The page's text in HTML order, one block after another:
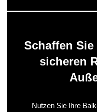
Schaffen
sicheren
Nutzen Sie Ihre